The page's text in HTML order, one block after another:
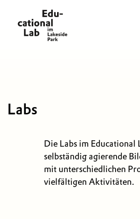
Labs
Die Labs im Educational
selbständig agierende
mit unterschiedlichen
vielfältigen Aktivitäten.